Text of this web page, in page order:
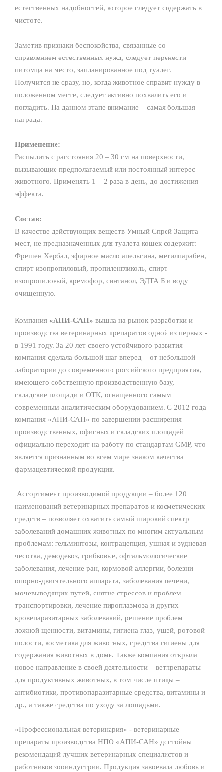
естественных надобностей, которое следует содержать в
чистоте.
Заметив признаки беспокойства, связанные со
справлением естественных нужд, следует перенести
питомца на место, запланированное под туалет.
Получится не сразу, но, когда животное справит нужду в
положенном месте, следует активно похвалить его и
погладить. На данном этапе внимание – самая большая
награда.
Применение:
Распылить с расстояния 20 – 30 см на поверхности,
вызывающие предполагаемый или постоянный интерес
животного. Применять 1 – 2 раза в день, до достижения
эффекта.
Состав:
В качестве действующих веществ Умный Спрей Защита
мест, не предназначенных для туалета кошек содержит:
Фрешен Хербал, эфирное масло апельсина, метилпарабен,
спирт изопропиловый, пропиленгликоль, спирт
изопропиловый, кремофор, синтанол, ЭДТА Б и воду
очищенную.
Компания «АПИ-САН» вышла на рынок разработки и
производства ветеринарных препаратов одной из первых -
в 1991 году. За 20 лет своего устойчивого развития
компания сделала большой шаг вперед – от небольшой
лаборатории до современного российского предприятия,
имеющего собственную производственную базу,
складские площади и ОТК, оснащенного самым
современным аналитическим оборудованием. С 2012 года
компания «АПИ-САН» по завершении расширения
производственных, офисных и складских площадей
официально переходит на работу по стандартам GMP, что
является признанным во всем мире знаком качества
фармацевтической продукции.
Ассортимент производимой продукции – более 120
наименований ветеринарных препаратов и косметических
средств – позволяет охватить самый широкий спектр
заболеваний домашних животных по многим актуальным
проблемам: гельминтозы, контрацепция, ушная и зудневая
чесотка, демодекоз, грибковые, офтальмологические
заболевания, лечение ран, кормовой аллергии, болезни
опорно-двигательного аппарата, заболевания печени,
мочевыводящих путей, снятие стрессов и проблем
транспортировки, лечение пироплазмоза и других
кровепаразитарных заболеваний, решение проблем
ложной щенности, витамины, гигиена глаз, ушей, ротовой
полости, косметика для животных, средства гигиены для
содержания животных в доме. Также компания открыла
новое направление в своей деятельности – ветпрепараты
для продуктивных животных, в том числе птицы –
антибиотики, противопаразитарные средства, витамины и
др., а также средства по уходу за лошадьми.
«Профессиональная ветеринария» - ветеринарные
препараты производства НПО «АПИ-САН» достойны
рекомендаций лучших ветеринарных специалистов и
работников зооиндустрии. Продукция завоевала любовь и